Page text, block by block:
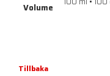
Volume
Tillbaka